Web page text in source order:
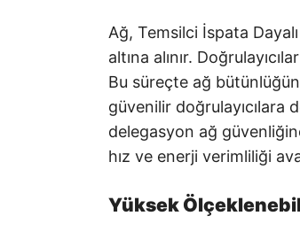
Ağ, Temsilci İspata
altına alınır.
Bu süreçte ağ
güvenilir doğrulayıcılara
delegasyon ağ
hız ve enerji verimliliği
Yüksek